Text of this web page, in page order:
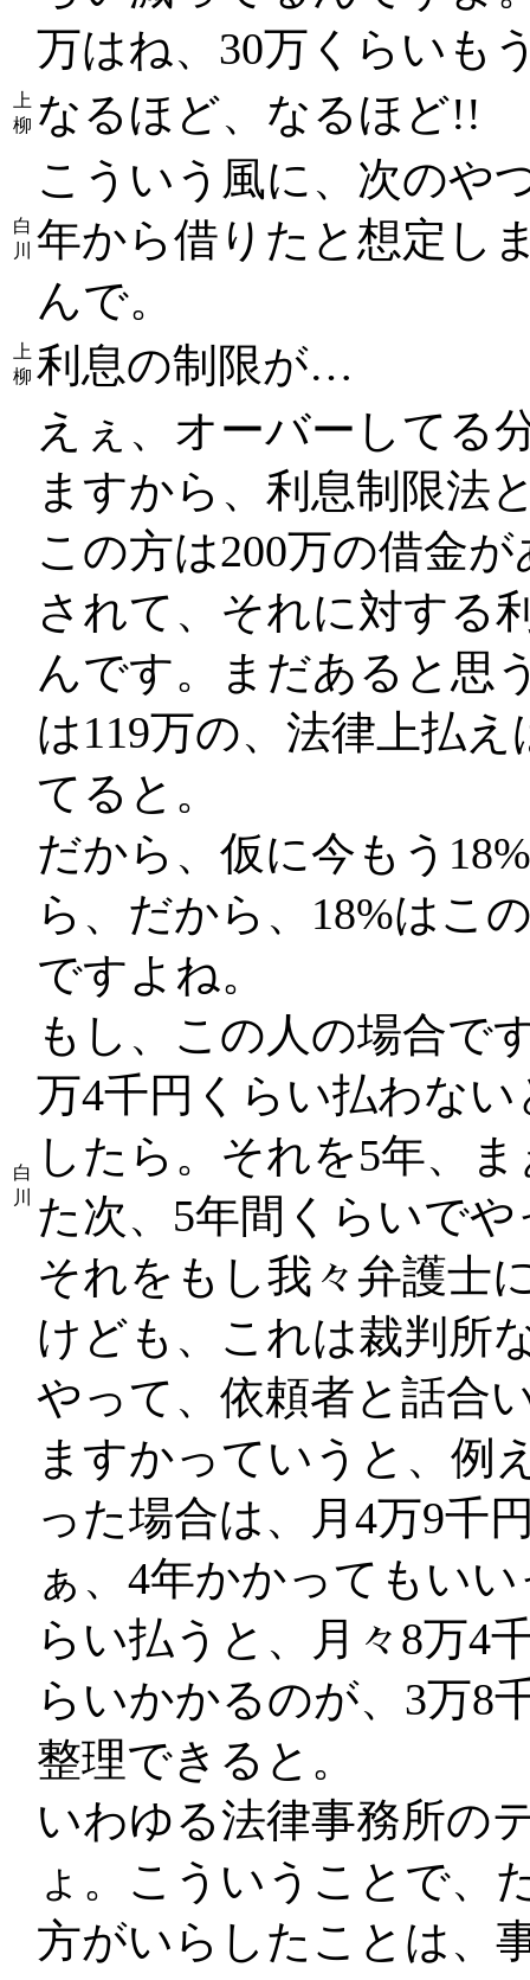
万はね、30万くらいも
上
柳 なるほど、なるほど!!
白
川
こういう風に、次のや
年から借りたと想定し
んで。
上
柳 利息の制限が…
白
川
えぇ、オーバーしてる
ますから、利息制限法
この方は200万の借金
されて、それに対する
んです。まだあると思
は119万の、法律上払
てると。
だから、仮に今もう
ら、だから、18%はこ
ですよね。
もし、この人の場合で
万4千円くらい払わな
したら。それを5年、
た次、5年間くらいで
それをもし我々弁護士
けども、これは裁判所
やって、依頼者と話合
ますかっていうと、例
った場合は、月4万9千
ぁ、4年かかってもい
らい払うと、月々8万4
らいかかるのが、3万8
整理できると。
いわゆる法律事務所の
ょ。こういうことで、
方がいらしたことは、